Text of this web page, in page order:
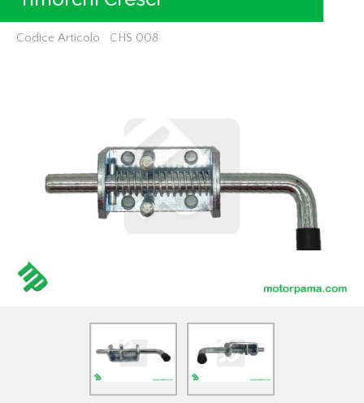
Codice Articolo CHS 008